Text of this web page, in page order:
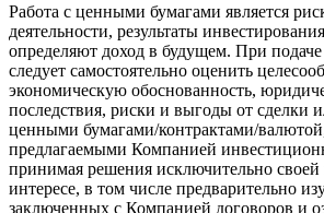
Работа с ценными бумагами является
деятельности, результаты
определяют доход в будущем. При
следует самостоятельно оценить
экономическую обоснованность,
последствия, риски и выгоды от сделки
ценными бумагами/контрактами/
предлагаемыми Компанией
принимая решения исключительно своей
интересе, в том числе предварительно
заключенных с Компанией договоров и